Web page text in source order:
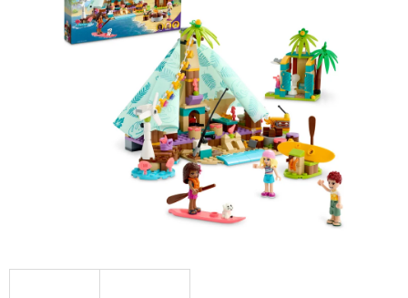
hvězdiček.